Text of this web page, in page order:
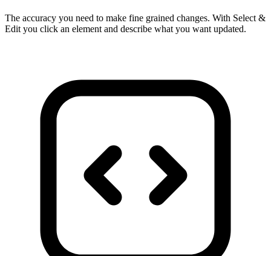
The accuracy you need to make fine grained changes. With Select &
Edit you click an element and describe what you want updated.